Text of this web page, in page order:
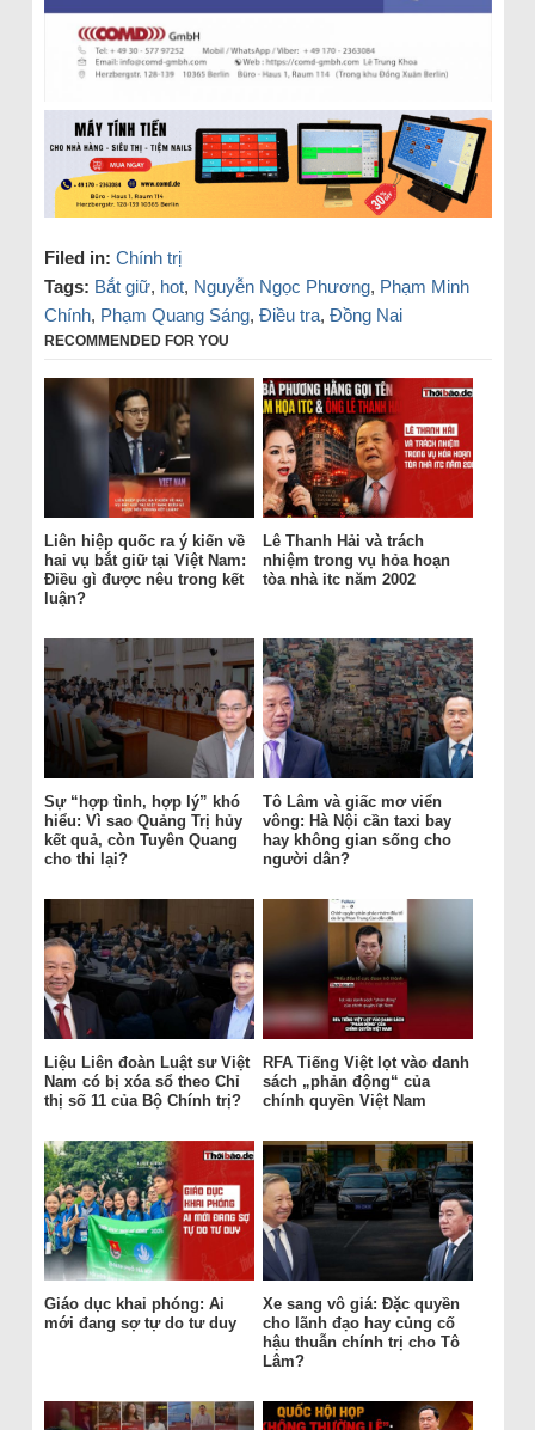
Filed in: Chính trị
Tags: Bắt giữ, hot, Nguyễn Ngọc Phương, Phạm Minh
Chính, Phạm Quang Sáng, Điều tra, Đồng Nai
RECOMMENDED FOR YOU
Liên hiệp quốc ra ý kiến về
hai vụ bắt giữ tại Việt Nam:
Điều gì được nêu trong kết
luận?
Lê Thanh Hải và trách
nhiệm trong vụ hỏa hoạn
tòa nhà itc năm 2002
Sự “hợp tình, hợp lý” khó
hiểu: Vì sao Quảng Trị hủy
kết quả, còn Tuyên Quang
cho thi lại?
Tô Lâm và giấc mơ viển
vông: Hà Nội cần taxi bay
hay không gian sống cho
người dân?
Liệu Liên đoàn Luật sư Việt
Nam có bị xóa sổ theo Chỉ
thị số 11 của Bộ Chính trị?
RFA Tiếng Việt lọt vào danh
sách „phản động“ của
chính quyền Việt Nam
Giáo dục khai phóng: Ai
mới đang sợ tự do tư duy
Xe sang vô giá: Đặc quyền
cho lãnh đạo hay củng cố
hậu thuẫn chính trị cho Tô
Lâm?